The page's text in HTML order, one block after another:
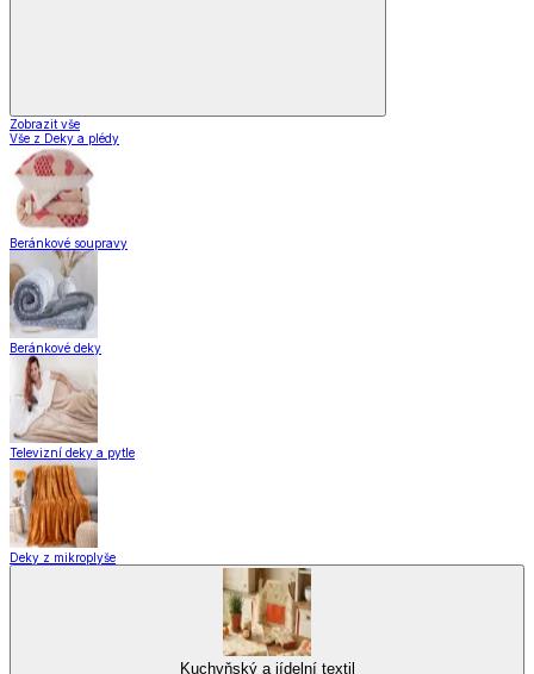
Zobrazit vše
Vše z Deky a plédy
Beránkové soupravy
Beránkové deky
Televizní deky a pytle
Deky z mikroplyše
Kuchyňský a jídelní textil